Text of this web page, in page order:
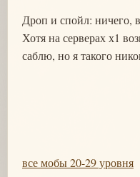
Дроп и спойл: ничего,
Хотя на серверах х1
саблю, но я такого
все мобы 20-29 уровня